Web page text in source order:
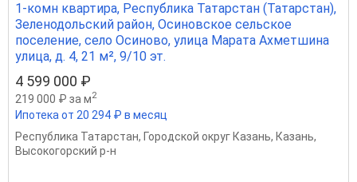
1-комн квартира, Республика Татарстан (Татарстан),
Зеленодольский район, Осиновское сельское
поселение, село Осиново, улица Марата Ахметшина
улица, д. 4, 21 м², 9/10 эт.
4 599 000 ₽
219 000 ₽ за м2
Ипотека от 20 294 ₽ в месяц
Республика Татарстан, Городской округ Казань, Казань,
Высокогорский р-н